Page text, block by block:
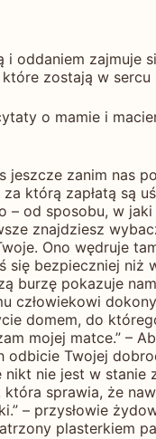
oddaniem
zostają w
o mamie i
jeszcze zanim nas
którą zapłatą są
od sposobu, w
znajdziesz
Ono wędruje
bezpieczniej
burzę pokazuje
człowiekowi
domem, do
mojej matce.” –
odbicie Twojej
nie jest w stanie
sprawia, że
– przysłowie
plasterkiem